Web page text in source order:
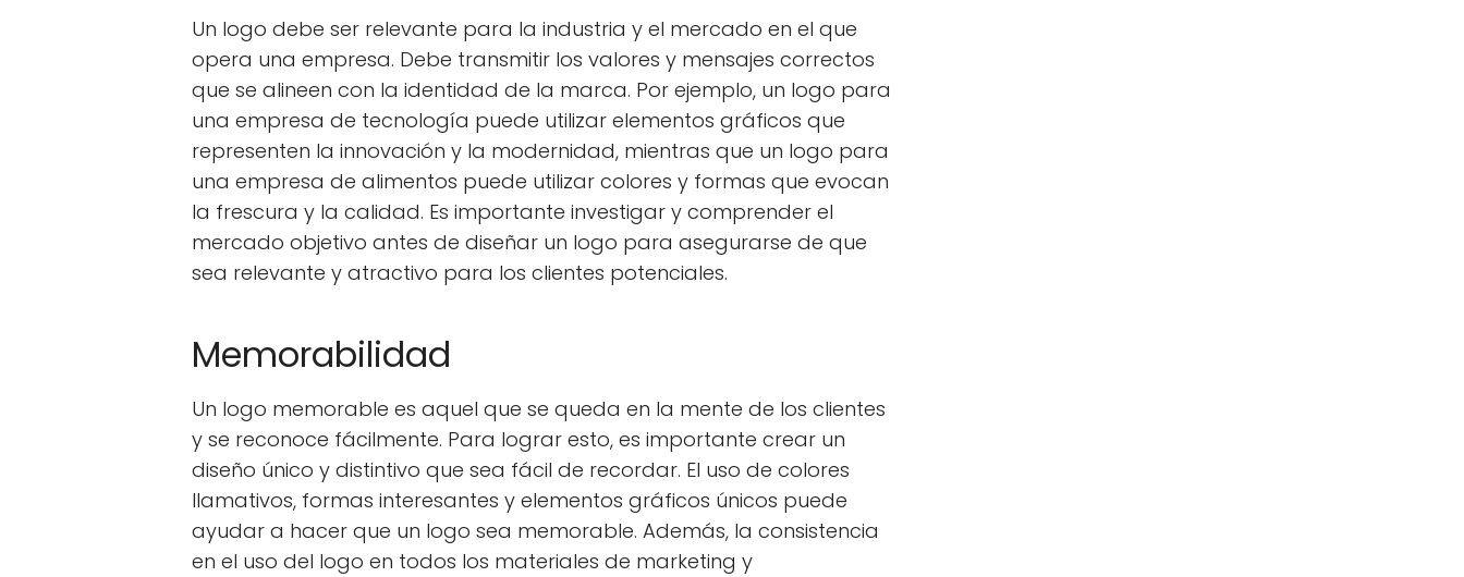
Un logo debe ser relevante para la industria y el mercado en el que
opera una empresa. Debe transmitir los valores y mensajes correctos
que se alineen con la identidad de la marca. Por ejemplo, un logo para
una empresa de tecnología puede utilizar elementos gráficos que
representen la innovación y la modernidad, mientras que un logo para
una empresa de alimentos puede utilizar colores y formas que evocan
la frescura y la calidad. Es importante investigar y comprender el
mercado objetivo antes de diseñar un logo para asegurarse de que
sea relevante y atractivo para los clientes potenciales.
Memorabilidad
Un logo memorable es aquel que se queda en la mente de los clientes
y se reconoce fácilmente. Para lograr esto, es importante crear un
diseño único y distintivo que sea fácil de recordar. El uso de colores
llamativos, formas interesantes y elementos gráficos únicos puede
ayudar a hacer que un logo sea memorable. Además, la consistencia
en el uso del logo en todos los materiales de marketing y